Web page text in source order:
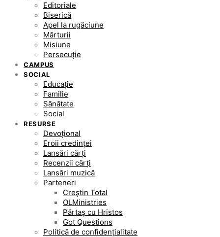
Editoriale
Biserică
Apel la rugăciune
Mărturii
Misiune
Persecuție
CAMPUS
SOCIAL
Educație
Familie
Sănătate
Social
RESURSE
Devoțional
Eroii credinței
Lansări cărți
Recenzii cărți
Lansări muzică
Parteneri
Creștin Total
OLMinistries
Părtaș cu Hristos
Got Questions
Politică de confidențialitate